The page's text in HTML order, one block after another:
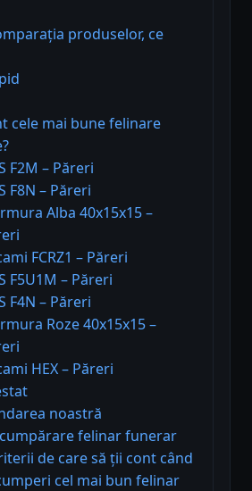
produselor, ce
cele mai bune felinare
F2M – Păreri
F8N – Păreri
Alba 40x15x15 –
FCRZ1 – Păreri
F5U1M – Păreri
F4N – Păreri
Roze 40x15x15 –
HEX – Păreri
noastră
felinar funerar
de care să ții cont când
cel mai bun felinar